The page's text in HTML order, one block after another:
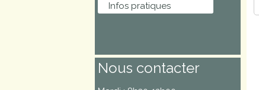
Médiathèque
Infos pratiques
Nous contacter